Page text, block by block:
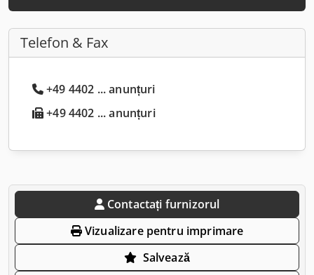
Telefon & Fax
+49 4402 ... anunțuri
+49 4402 ... anunțuri
Contactați furnizorul
Vizualizare pentru imprimare
Salvează